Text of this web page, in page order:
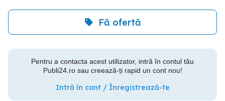
Fă ofertă
Pentru a contacta acest utilizator, intră în contul tău
Publi24.ro sau creează-ți rapid un cont nou!
Intră în cont / Înregistrează-te